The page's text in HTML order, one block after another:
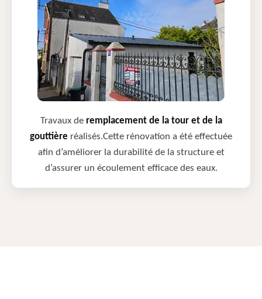
Travaux de remplacement de la tour et de la
gouttière réalisés.Cette rénovation a été effectuée
afin d’améliorer la durabilité de la structure et
d’assurer un écoulement efficace des eaux.